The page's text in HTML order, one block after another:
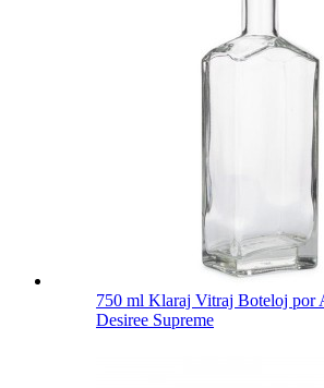
750 ml Klaraj Vitraj Boteloj por
Desiree Supreme